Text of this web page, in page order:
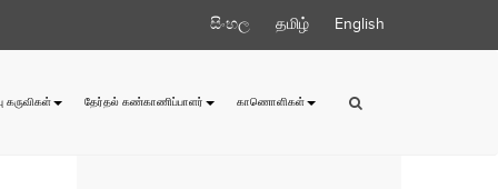
සිංහල தமிழ் English
கருவிகள் தேர்தல் கண்காணிப்பாளர் காணொளிகள்